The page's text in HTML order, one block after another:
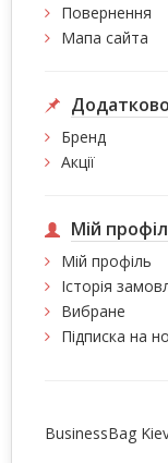
Повернення
Мапа сайта
Додатково
Бренд
Акції
Мій
Мій профіль
Історія
Вибране
Підписка на
BusinessBag